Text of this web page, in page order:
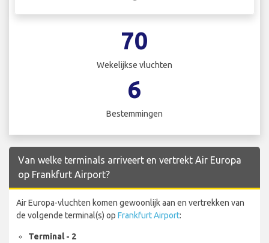
70
Wekelijkse vluchten
6
Bestemmingen
Van welke terminals arriveert en vertrekt Air Europa
op Frankfurt Airport?
Air Europa-vluchten komen gewoonlijk aan en vertrekken van
de volgende terminal(s) op Frankfurt Airport:
Terminal - 2